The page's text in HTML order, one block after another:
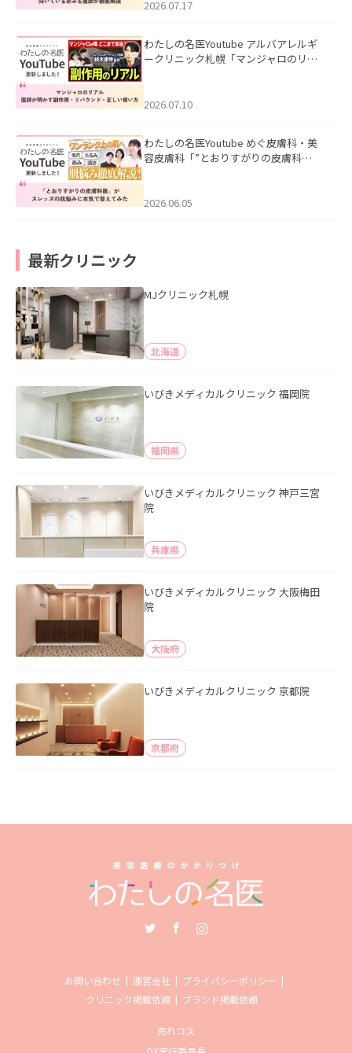
した。
2026.07.17
わたしの名医Youtube アルバアレルギ
ークリニック札幌「マンジャロのリア
た。
2026.07.10
わたしの名医Youtube めぐ皮膚科・美
容皮膚科「”とおりすがりの皮膚科
2026.06.05
最新クリニック
MJクリニック札幌
北海道
いびきメディカルクリニック 福岡院
福岡県
いびきメディカルクリニック 神戸三宮
院
兵庫県
いびきメディカルクリニック 大阪梅田
院
大阪府
いびきメディカルクリニック 京都院
京都府
お問い合わせ 運営会社
プライバシーポリシー
クリニック掲載依頼
ブランド掲載依頼
売れコス